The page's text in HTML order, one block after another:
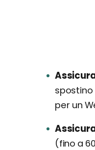
spostino
per un
(fino a